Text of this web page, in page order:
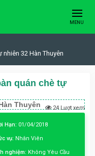
MENU
32 Hàn Thuyên
quán chè tự
Thuyên 24 Lượt xem
Hạn: 01/04/2018
vụ: Nhân Viên
nghiệm: Không Yêu Cầu